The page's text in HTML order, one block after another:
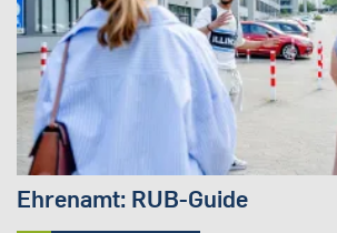
Ehrenamt: RUB-Guide